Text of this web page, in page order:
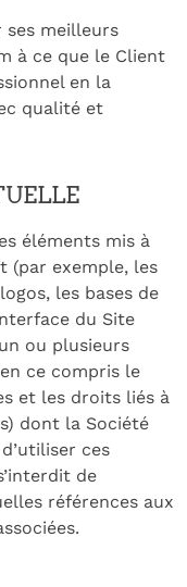
ses meilleurs
à ce que le Client
en la
qualité et
éléments mis à
(par exemple, les
les bases de
du Site
ou plusieurs
ce compris le
et les droits liés à
dont la Société
ces
de
références aux